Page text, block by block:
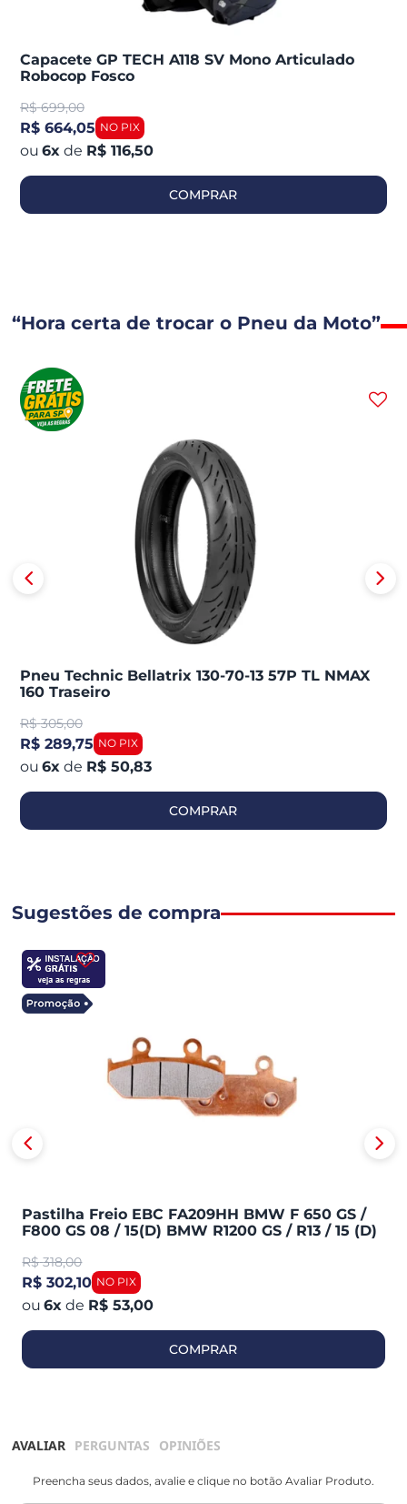
Capacete GP TECH A118 SV Mono Articulado
Robocop Fosco
R$ 699,00
R$ 664,05
6x de R$ 116,50
COMPRAR
“Hora certa de trocar o Pneu da Moto”
Pneu Technic Bellatrix 130-70-13 57P TL NMAX
160 Traseiro
R$ 305,00
R$ 289,75
6x de R$ 50,83
COMPRAR
Sugestões de compra
Pastilha Freio EBC FA209HH BMW F 650 GS /
F800 GS 08 / 15(D) BMW R1200 GS / R13 / 15 (D)
R$ 318,00
R$ 302,10
6x de R$ 53,00
COMPRAR
AVALIAR PERGUNTAS OPINIÕES
Preencha seus dados, avalie e clique no botão Avaliar Produto.